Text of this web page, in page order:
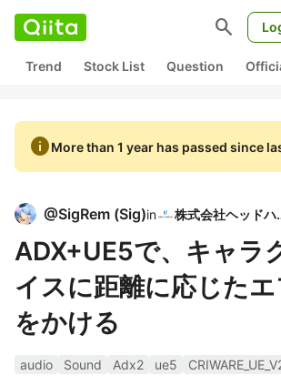
search
Trend Stock List Question
infoMore than 1 year has passed since
@SigRem (Sig)in 株式
ADX+UE5で、キャラ
イスに距離に応じたエ
をかける
audio Sound Adx2 ue5